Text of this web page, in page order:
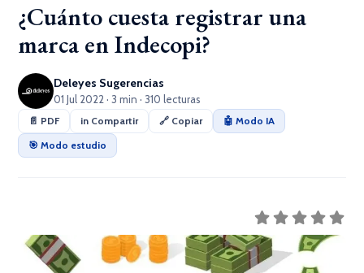
¿Cuánto cuesta registrar una
marca en Indecopi?
Deleyes Sugerencias
01 Jul 2022 · 3 min · 310 lecturas
📄 PDF in Compartir 🔗 Copiar
🤖 Modo IA
🎯 Modo estudio